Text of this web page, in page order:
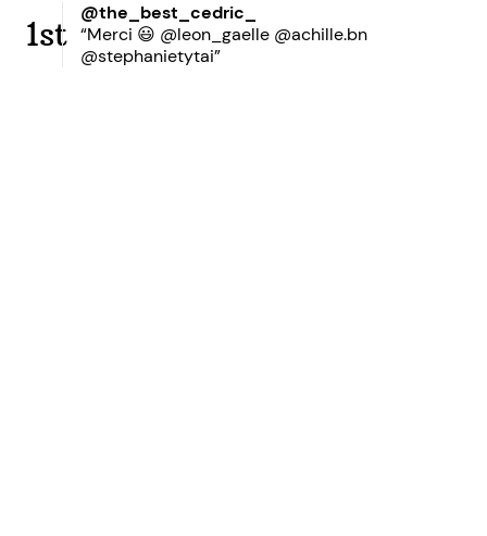
1st
@the_best_cedric_
“Merci 😃 @leon_gaelle @achille.bn
@stephanietytai”